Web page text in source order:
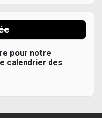
pour notre
calendrier des